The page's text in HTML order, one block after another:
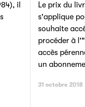
il
Le prix du
s'applique
souhaite
procéder à
accès
un
31 octobre 2018